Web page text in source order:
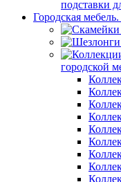
подставки
Городская
городской